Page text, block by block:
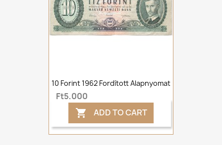
10 Forint 1962 Fordított Alapnyomat
Ft5,000
 ADD TO CART